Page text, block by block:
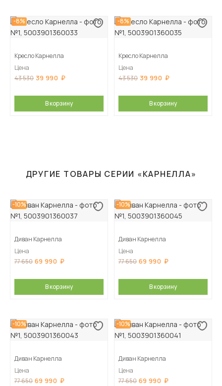
-8%
Кресло Карнелла
Цена
43 530 39 990
В корзину
-8%
Кресло Карнелла
Цена
43 530 39 990
В корзину
ДРУГИЕ ТОВАРЫ СЕРИИ «КАРНЕЛЛА»
-10%
Диван Карнелла
Цена
77 650 69 990
В корзину
-10%
Диван Карнелла
Цена
77 650 69 990
В корзину
-10%
Диван Карнелла
Цена
77 650 69 990
-10%
Диван Карнелла
Цена
77 650 69 990